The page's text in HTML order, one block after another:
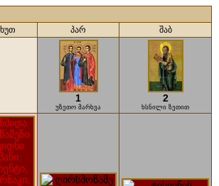
ხუთ პარ შაბ
1
უზეთო მარხვა
2
ხსნილი ზეთით